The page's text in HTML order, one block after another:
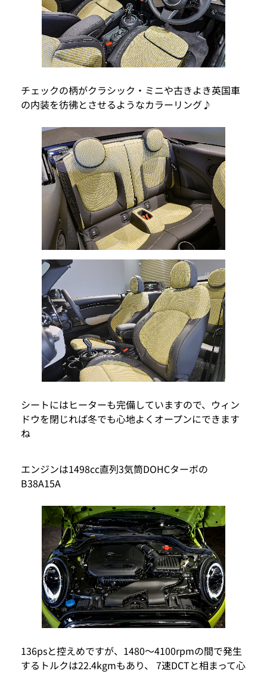
チェックの柄がクラシック・ミニや古きよき英国車
の内装を彷彿とさせるようなカラーリング♪
シートにはヒーターも完備していますので、ウィン
ドウを閉じれば冬でも心地よくオープンにできます
ね
エンジンは1498cc直列3気筒DOHCターボの
B38A15A
136psと控えめですが、1480～4100rpmの間で発生
するトルクは22.4kgmもあり、 7速DCTと相まって心